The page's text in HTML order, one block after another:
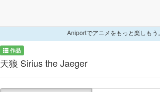
Aniportでアニメをもっと楽しもう。
作品
天狼 Sirius the Jaeger